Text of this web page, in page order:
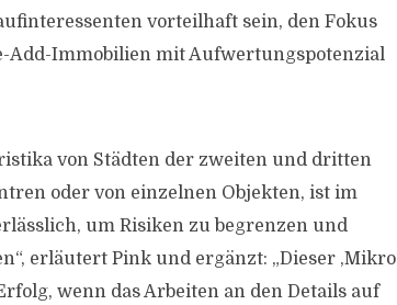
vorteilhaft sein, den Fokus
Add-Immobilien mit Aufwertungspotenzial
von Städten der zweiten und dritten
oder von einzelnen Objekten, ist im
um Risiken zu begrenzen und
erläutert Pink und ergänzt: „Dieser ‚Mikro
wenn das Arbeiten an den Details auf